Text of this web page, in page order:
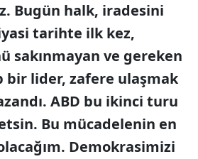
Bugün halk, iradesini
tarihte ilk kez,
sakınmayan ve gereken
bir lider, zafere ulaşmak
ABD bu ikinci turu
Bu mücadelenin en
Demokrasimizi